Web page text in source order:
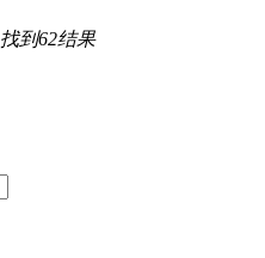
找到62结果